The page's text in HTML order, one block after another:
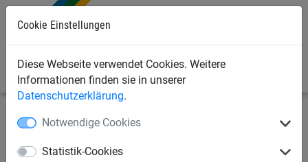
Cookie Einstellungen
Diese Webseite verwendet Cookies. Weitere
Informationen finden sie in unserer
Datenschutzerklärung.
Notwendige Cookies
Statistik-Cookies
Industrienetze
Netze & Seile zum Heben, Zurren,